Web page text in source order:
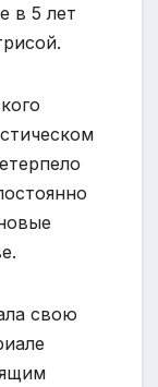
в 5 лет
свою